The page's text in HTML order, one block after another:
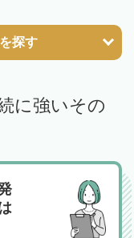
探す
に強いその